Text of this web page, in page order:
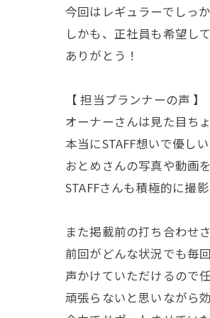
今回はレギュラーでしっ
しかも、正社員も希望し
ありがとう！
【 担当プランナーの声 】
オーナーさんは見た目ち
本当にSTAFF想いで優し
おとめさんの写真や動画
STAFFさんも積極的に撮
また掲載前の打ち合わせ
前回がどんな状況でも毎
声かけていただけるので
頑張らないと思いながら